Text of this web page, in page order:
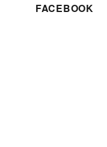
FACEBOOK